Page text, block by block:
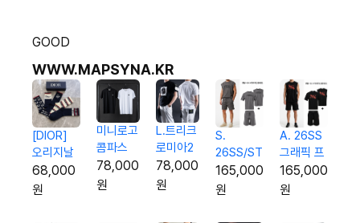
GOOD
WWW.MAPSYNA.KR
[DIOR]
오리지날
패턴Set
5종 양말
68,000
원
미니로고
콤파스
코튼 반
팔티
78,000
원
L.트리크
로미아2
반팔티
78,000
원
S.
26SS/ST
레터링
3p 오버
165,000
원
A. 26SS
그래픽 프
린팅 3p
오버핏 셋
165,000
원